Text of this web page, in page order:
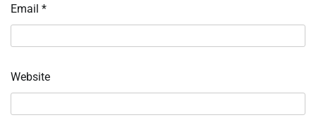
Email *
Website